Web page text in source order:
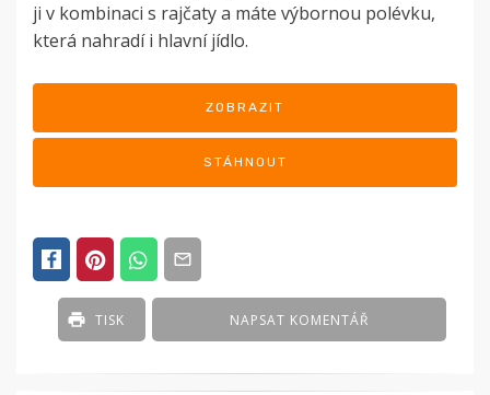
ji v kombinaci s rajčaty a máte výbornou polévku,
která nahradí i hlavní jídlo.
ZOBRAZIT
STÁHNOUT
NAPSAT KOMENTÁŘ
TISK